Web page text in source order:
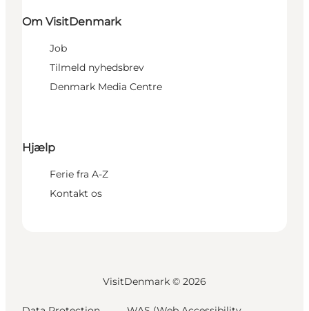
Om VisitDenmark
Job
Tilmeld nyhedsbrev
Denmark Media Centre
Hjælp
Ferie fra A-Z
Kontakt os
VisitDenmark © 2026